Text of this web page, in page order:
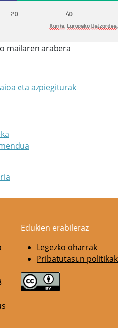
mailaren arabera
eta azpiegiturak
Edukien erabileraz
Legezko oharrak
Pribatutasun politikak